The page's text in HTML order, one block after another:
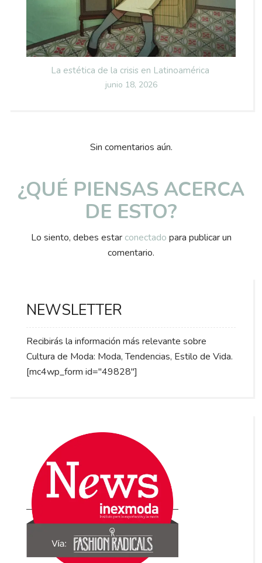
La estética de la crisis en Latinoamérica
Posted
junio 18, 2026
Sin comentarios aún.
¿QUÉ PIENSAS ACERCA
DE ESTO?
Lo siento, debes estar conectado para publicar un
comentario.
NEWSLETTER
Recibirás la información más relevante sobre
Cultura de Moda: Moda, Tendencias, Estilo de Vida.
[mc4wp_form id="49828"]